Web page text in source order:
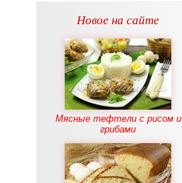
Новое на сайте
Мясные тефтели с рисом и
грибами